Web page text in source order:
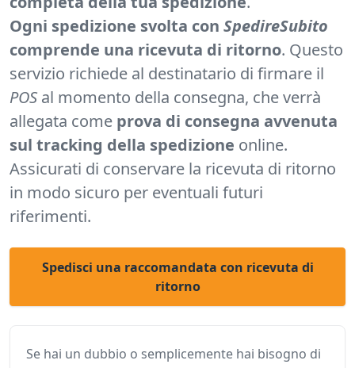
Ogni spedizione svolta con SpedireSubito
comprende una ricevuta di ritorno. Questo
servizio richiede al destinatario di firmare il
POS al momento della consegna, che verrà
allegata come prova di consegna avvenuta
sul tracking della spedizione online.
Assicurati di conservare la ricevuta di ritorno
in modo sicuro per eventuali futuri
riferimenti.
Spedisci una raccomandata con ricevuta di
ritorno
Se hai un dubbio o semplicemente hai bisogno di